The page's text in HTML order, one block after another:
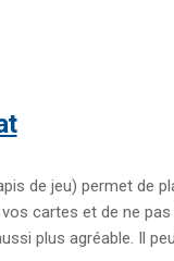
de jeu) permet de
cartes et de ne pas
plus agréable. Il